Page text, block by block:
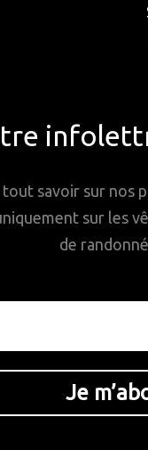
tout savoir sur nos
sur les
de